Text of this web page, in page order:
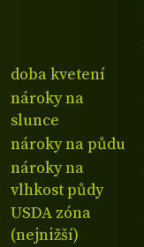
doba kvetení
nároky na
slunce
nároky na půdu
nároky na
vlhkost půdy
USDA zóna
(nejnižší)